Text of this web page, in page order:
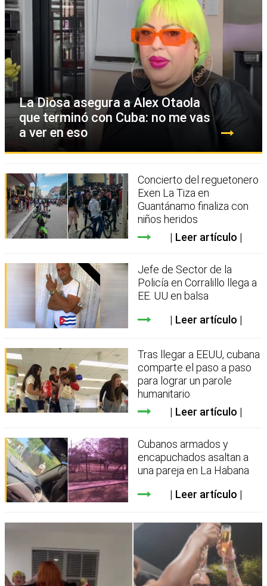
La Diosa asegura a Alex Otaola
que terminó con Cuba: no me vas
a ver en eso
Concierto del reguetonero
Exen La Tiza en
Guantánamo finaliza con
niños heridos
Leer artículo
Jefe de Sector de la
Policía en Corralillo llega a
EE. UU en balsa
Leer artículo
Tras llegar a EEUU, cubana
comparte el paso a paso
para lograr un parole
humanitario
Leer artículo
Cubanos armados y
encapuchados asaltan a
una pareja en La Habana
Leer artículo